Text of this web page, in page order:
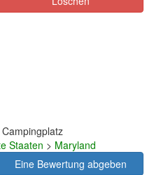
Campingplatz
Staaten > Maryland
Eine Bewertung abgeben